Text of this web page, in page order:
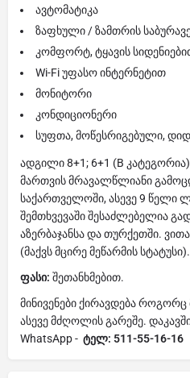
ავტომატიკა
ზაფხული / ზამთრის
კომფორტ, ტყავის
Wi-Fi უფასო ინტერნეტით
მონიტორი
კონდიციონერი
სუფთა, მოწესრიგებული,
ადგილი 8+1; 6+1 (B
მართვის მრავალწლიანი
საქართველოში, ასევე 9 წელი
შემთხვევაში შესაძლებელია
აზერბაჯანსა და თურქეთში.
(მაქვს მცირე მეწარმის სტატუსი).
ფასი: შეთანხმებით.
მინივენები ქირავდება
ასევე მძღოლის გარეშე.
WhatsApp - ტელ: 511-55-16-16